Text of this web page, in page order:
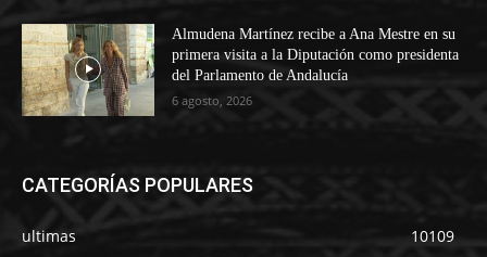
Almudena Martínez recibe a Ana Mestre en su
primera visita a la Diputación como presidenta
del Parlamento de Andalucía
6 agosto, 2026
CATEGORÍAS POPULARES
ultimas
10109